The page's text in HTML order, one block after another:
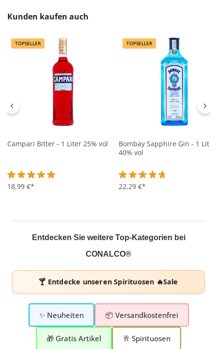
Produktgalerie überspringen
Kunden kaufen auch
TOPSELLER
Campari Bitter - 1 Liter 25% vol
Durchschnittliche Bewertung von 4.9 von 5 Sternen
18,99 €*
TOPSELLER
Bombay Sapphire Gin - 1 Liter
40% vol
Durchschnittliche
22,29 €*
Entdecken Sie weitere Top-Kategorien bei
CONALCO®
🍸 Entdecke unserenSpirituosen 🔥Sale
✨ Neuheiten 📦 Versandkostenfrei
🎁 Gratis Artikel 🥂 Spirituosen